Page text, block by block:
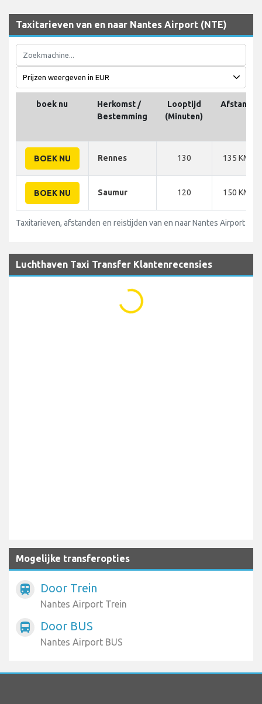
Taxitarieven van en naar Nantes Airport (NTE)
boek nu
Herkomst /
Bestemming
Looptijd
(Minuten)
Afstand
BOEK NU Rennes 130 135 KM
BOEK NU Saumur 120 150 KM
Taxitarieven, afstanden en reistijden van en naar Nantes Airport
Luchthaven Taxi Transfer Klantenrecensies
Mogelijke transferopties
train Door Trein
Nantes Airport Trein
directions_bus Door BUS
Nantes Airport BUS